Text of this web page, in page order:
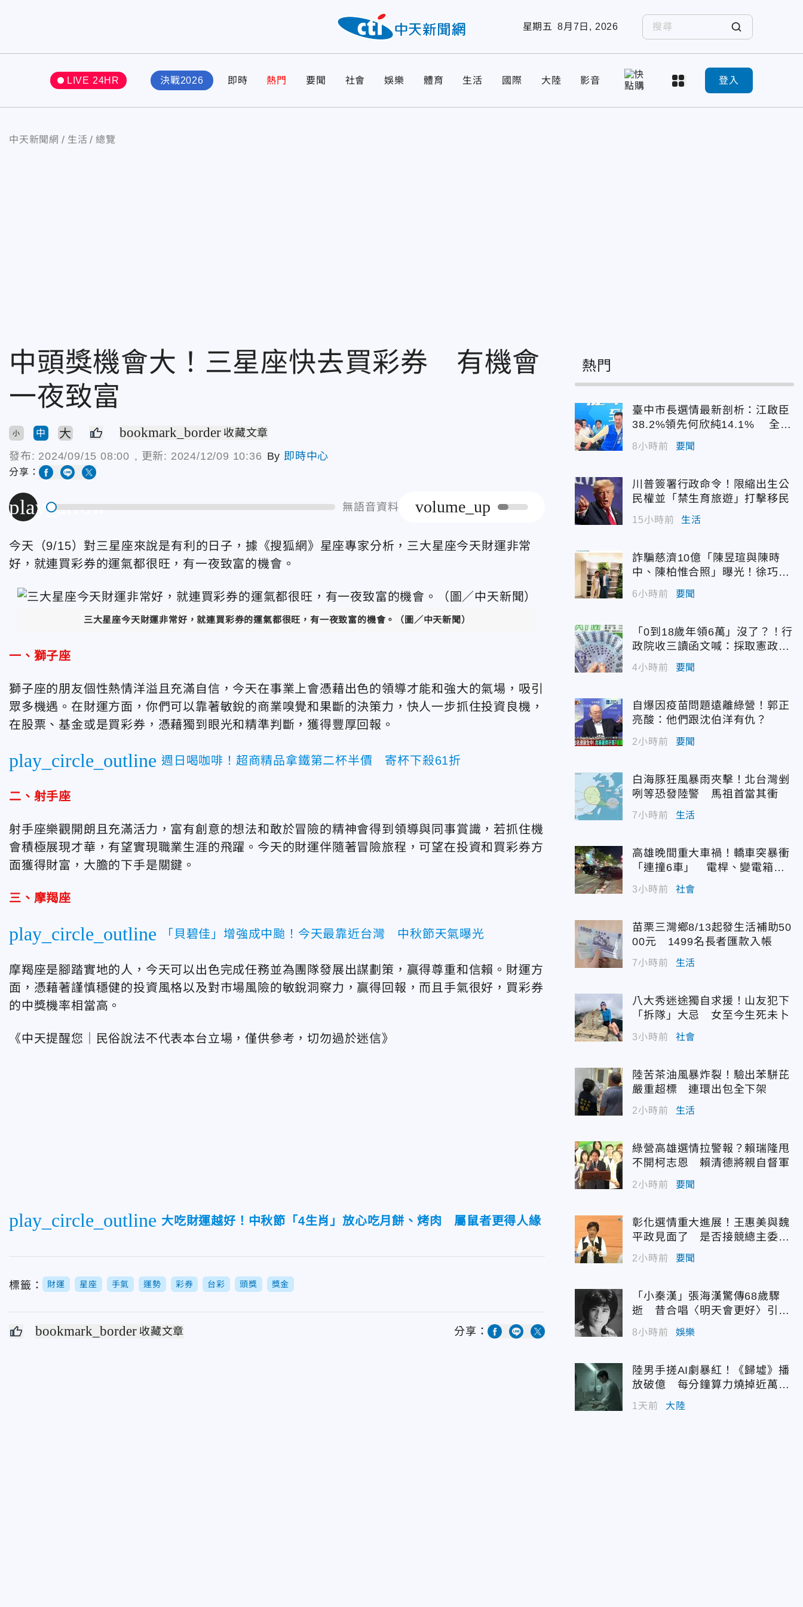
星期五 8月7日, 2026
LIVE 24HR 決戰2026 即時 熱門 要聞 社會 娛樂 體育 生活 國際 大陸 影音 登入
中天新聞網 生活 總覽
中頭獎機會大！三星座快去買彩券 有機會
一夜致富
小 中 大 bookmark_border 收藏文章
發布: 2024/09/15 08:00 , 更新: 2024/12/09 10:36 By 即時中心
分享：
play_arrow 無語音資料 volume_up
今天（9/15）對三星座來說是有利的日子，據《搜狐網》星座專家分析，三大星座今天財運非常
好，就連買彩券的運氣都很旺，有一夜致富的機會。
三大星座今天財運非常好，就連買彩券的運氣都很旺，有一夜致富的機會。（圖／中天新聞）
一、獅子座
獅子座的朋友個性熱情洋溢且充滿自信，今天在事業上會憑藉出色的領導才能和強大的氣場，吸引
眾多機遇。在財運方面，你們可以靠著敏銳的商業嗅覺和果斷的決策力，快人一步抓住投資良機，
在股票、基金或是買彩券，憑藉獨到眼光和精準判斷，獲得豐厚回報。
play_circle_outline 週日喝咖啡！超商精品拿鐵第二杯半價 寄杯下殺61折
二、射手座
射手座樂觀開朗且充滿活力，富有創意的想法和敢於冒險的精神會得到領導與同事賞識，若抓住機
會積極展現才華，有望實現職業生涯的飛躍。今天的財運伴隨著冒險旅程，可望在投資和買彩券方
面獲得財富，大膽的下手是關鍵。
三、摩羯座
play_circle_outline 「貝碧佳」增強成中颱！今天最靠近台灣 中秋節天氣曝光
摩羯座是腳踏實地的人，今天可以出色完成任務並為團隊發展出謀劃策，贏得尊重和信賴。財運方
面，憑藉著謹慎穩健的投資風格以及對市場風險的敏銳洞察力，贏得回報，而且手氣很好，買彩券
的中獎機率相當高。
《中天提醒您｜民俗說法不代表本台立場，僅供參考，切勿過於迷信》
play_circle_outline 大吃財運越好！中秋節「4生肖」放心吃月餅、烤肉 屬鼠者更得人緣
標籤： 財運 星座 手氣 運勢 彩券 台彩 頭獎 獎金
bookmark_border 收藏文章 分享：
熱門
臺中市長選情最新剖析：江啟臣
38.2%領先何欣純14.1% 全世
代支持度全面居首
8小時前 要聞
川普簽署行政命令！限縮出生公
民權並「禁生育旅遊」打擊移民
15小時前 生活
詐騙慈濟10億「陳昱瑄與陳時
中、陳柏惟合照」曝光！徐巧芯
震撼出手
6小時前 要聞
「0到18歲年領6萬」沒了？！行
政院收三讀函文喊：採取憲政作
為
4小時前 要聞
自爆因疫苗問題遠離綠營！郭正
亮酸：他們跟沈伯洋有仇？
2小時前 要聞
白海豚狂風暴雨夾擊！北台灣剉
咧等恐發陸警 馬祖首當其衝
7小時前 生活
高雄晚間重大車禍！轎車突暴衝
「連撞6車」 電桿、變電箱全
遭殃
3小時前 社會
苗栗三灣鄉8/13起發生活補助50
00元 1499名長者匯款入帳
7小時前 生活
八大秀迷途獨自求援！山友犯下
「拆隊」大忌 女至今生死未卜
3小時前 社會
陸苦茶油風暴炸裂！驗出苯駢芘
嚴重超標 連環出包全下架
2小時前 生活
綠營高雄選情拉警報？賴瑞隆甩
不開柯志恩 賴清德將親自督軍
2小時前 要聞
彰化選情重大進展！王惠美與魏
平政見面了 是否接競總主委態
度曝光
2小時前 要聞
「小秦漢」張海漢驚傳68歲驟
逝 昔合唱〈明天會更好〉引追
憶
8小時前 娛樂
陸男手搓AI劇暴紅！《歸墟》播
放破億 每分鐘算力燒掉近萬台
1天前 大陸